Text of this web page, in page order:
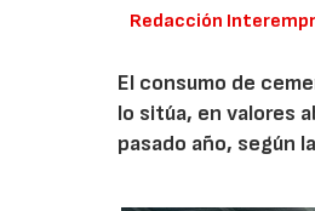
Redacción
El consumo de
lo sitúa, en valores
pasado año, según